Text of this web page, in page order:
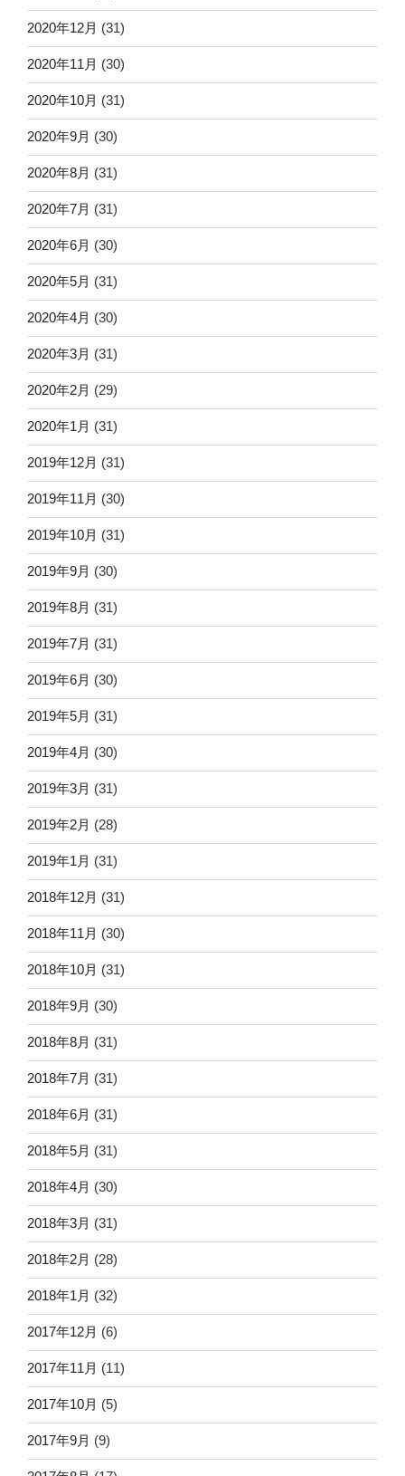
2020年12月 (31)
2020年11月 (30)
2020年10月 (31)
2020年9月 (30)
2020年8月 (31)
2020年7月 (31)
2020年6月 (30)
2020年5月 (31)
2020年4月 (30)
2020年3月 (31)
2020年2月 (29)
2020年1月 (31)
2019年12月 (31)
2019年11月 (30)
2019年10月 (31)
2019年9月 (30)
2019年8月 (31)
2019年7月 (31)
2019年6月 (30)
2019年5月 (31)
2019年4月 (30)
2019年3月 (31)
2019年2月 (28)
2019年1月 (31)
2018年12月 (31)
2018年11月 (30)
2018年10月 (31)
2018年9月 (30)
2018年8月 (31)
2018年7月 (31)
2018年6月 (31)
2018年5月 (31)
2018年4月 (30)
2018年3月 (31)
2018年2月 (28)
2018年1月 (32)
2017年12月 (6)
2017年11月 (11)
2017年10月 (5)
2017年9月 (9)